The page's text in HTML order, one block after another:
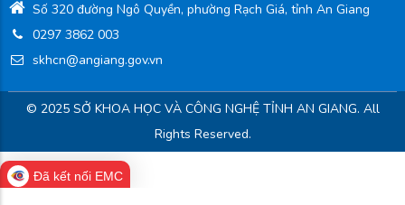
Số 320 đường Ngô Quyền, phường Rạch Giá, tỉnh An Giang
0297 3862 003
skhcn@angiang.gov.vn
© 2025 SỞ KHOA HỌC VÀ CÔNG NGHỆ TỈNH AN GIANG. All
Rights Reserved.
Đã kết nối EMC